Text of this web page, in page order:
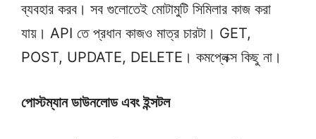
ব্যবহার করব। সব গুলোতেই মোটামুটি সিমিলার কাজ করা
যায়। API তে প্রধান কাজও মাত্র চারটা। GET,
POST, UPDATE, DELETE। কমপ্লেক্স কিছু না।
পোস্টম্যান ডাউনলোড এবং ইন্সটল